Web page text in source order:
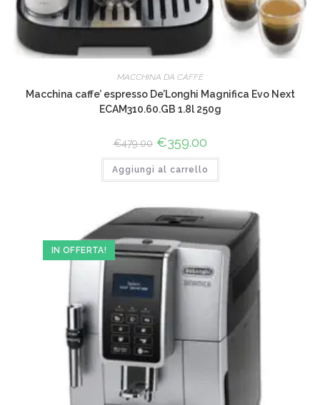
MACCHINA DA CAFFÈ
Macchina caffe’ espresso De’Longhi Magnifica Evo Next
ECAM310.60.GB 1.8l 250g
€479.00 Il
prezzo
originale
era:
€479.00.
€359.00Il
attuale
è:
€359.00.
Aggiungi al carrello
IN OFFERTA!